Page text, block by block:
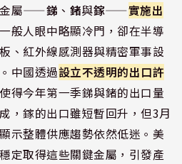
金屬——銻 、 鍺與鎵——實施出
般人眼中略顯冷門，卻在半導
、紅外線感測器與精密軍事設
中國透過設立不透明的出口許
得今年第一季銻與鍺的出口量
，鎵的出口雖短暫回升，但3月
示整體供應趨勢依然低迷。美
定取得這些關鍵金屬，引發產